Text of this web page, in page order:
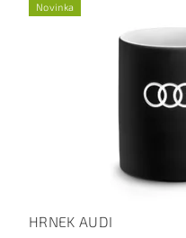
Novinka
HRNEK AUDI